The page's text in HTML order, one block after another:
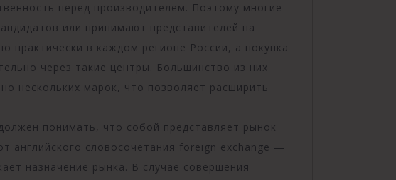
перед производителем. Поэтому многие
или принимают представителей на
практически в каждом регионе России, а покупка
через такие центры. Большинство из них
нескольких марок, что позволяет расширить
понимать, что собой представляет рынок
английского словосочетания foreign exchange —
назначение рынка. В случае совершения